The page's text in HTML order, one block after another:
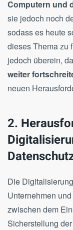
Computern und
sie jedoch noch
sodass es heute
dieses Thema zu
jedoch überein,
weiter
neuen
2.
Die
Unternehmen
zwischen dem
Sicherstellung